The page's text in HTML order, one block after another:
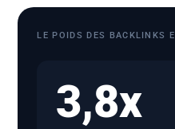
LE POIDS DES BACKLINKS
3,8x